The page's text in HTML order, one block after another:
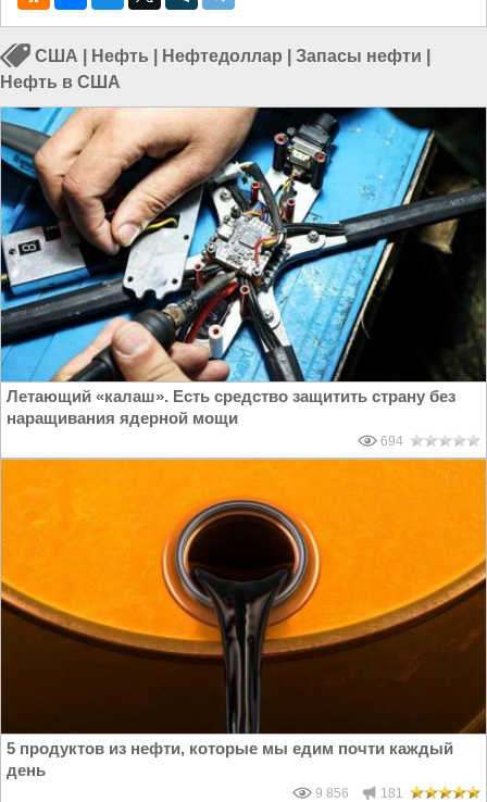
США Нефть Нефтедоллар Запасы нефти
Нефть в США
Летающий «калаш». Есть средство защитить страну без
наращивания ядерной мощи
694
5 продуктов из нефти, которые мы едим почти каждый
день
9 856 181